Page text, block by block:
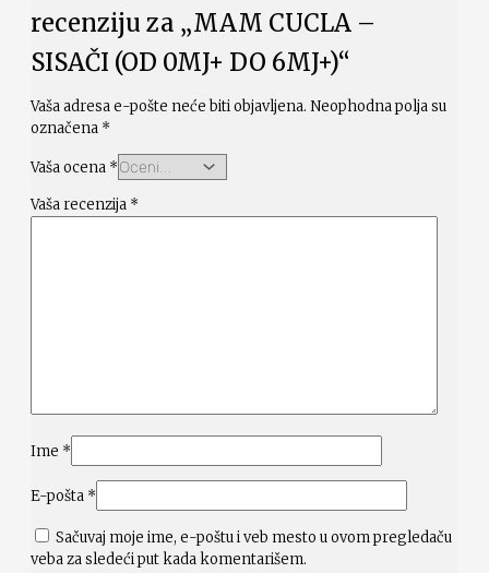
recenziju za „MAM CUCLA –
SISAČI (OD 0MJ+ DO 6MJ+)“
Vaša adresa e-pošte neće biti objavljena. Neophodna polja su
označena *
Vaša ocena *
Vaša recenzija *
Ime *
E-pošta *
Sačuvaj moje ime, e-poštu i veb mesto u ovom pregledaču
veba za sledeći put kada komentarišem.